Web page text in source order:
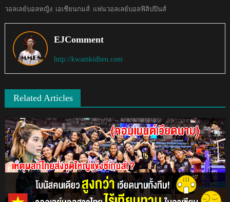
วอลเลย์บอลหญิง, เอเชียนกมส์, แฟนวอลเลย์บอลฟิลิปปินส์
EJComment
http://kwamkidhen.com
Related Articles